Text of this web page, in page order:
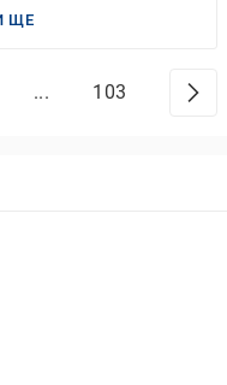
ЩЕ
... 103